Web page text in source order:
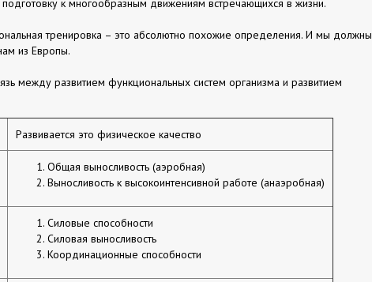
к многообразным движениям встречающихся в жизни.
тренировка – это абсолютно похожие определения. И мы должны
из Европы.
между развитием функциональных систем организма и развитием
Развивается это физическое качество
Общая выносливость (аэробная)
Выносливость к высокоинтенсивной работе (анаэробная)
Силовые способности
Силовая выносливость
Координационные способности